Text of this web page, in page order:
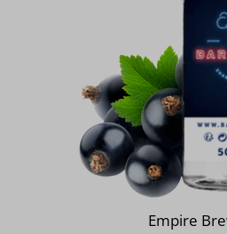
Empire